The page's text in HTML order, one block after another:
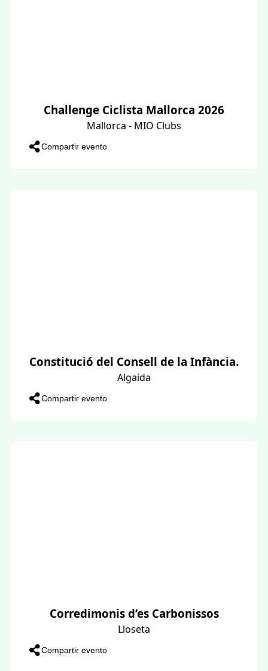
Challenge Ciclista Mallorca 2026
Mallorca - MIO Clubs
Compartir evento
Constitució del Consell de la Infància.
Algaida
Compartir evento
Corredimonis d’es Carbonissos
Lloseta
Compartir evento